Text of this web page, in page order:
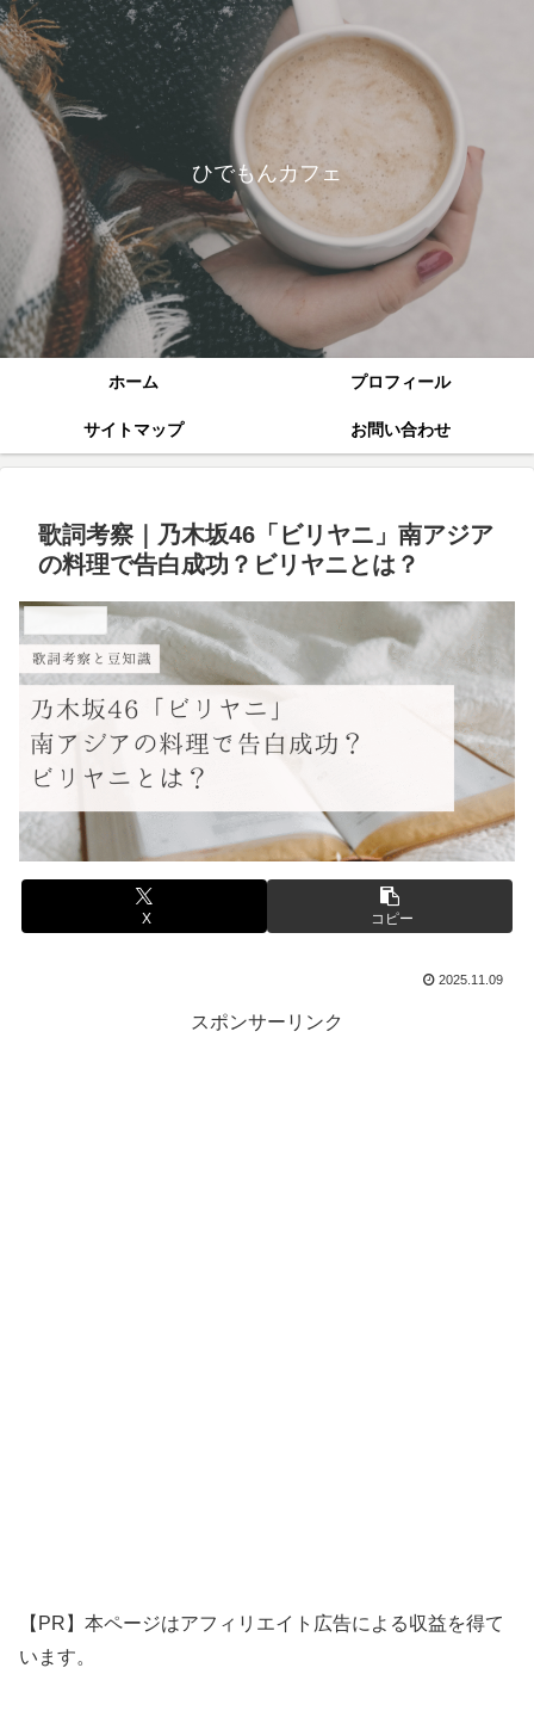
ひでもんカフェ
ホーム プロフィール
サイトマップ お問い合わせ
歌詞考察｜乃木坂46「ビリヤニ」南アジア
の料理で告白成功？ビリヤニとは？
X コピー
2025.11.09
スポンサーリンク
【PR】本ページはアフィリエイト広告による収益を得て
います。